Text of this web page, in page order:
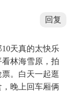
回复
天真的太快乐
林海雪原，拍
。白天一起逛
晚上回车厢俩